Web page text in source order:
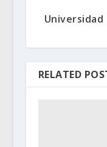
RELATED